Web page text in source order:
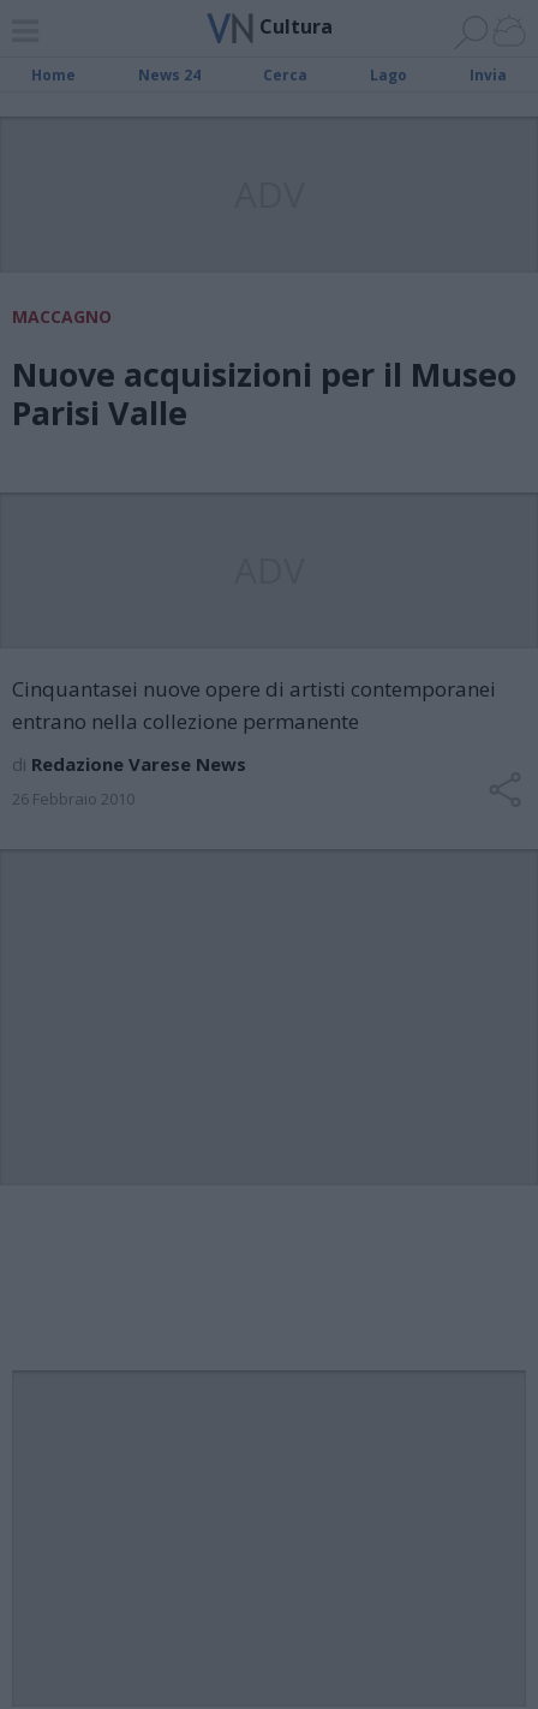
Cultura
Home News 24 Cerca Lago Invia
MACCAGNO
Nuove acquisizioni per il Museo
Parisi Valle
Cinquantasei nuove opere di artisti contemporanei
entrano nella collezione permanente
di Redazione Varese News
26 Febbraio 2010